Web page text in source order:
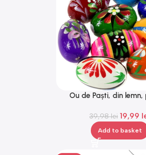
Ou de Paști, din
39,98lei 19,99
Add to basket